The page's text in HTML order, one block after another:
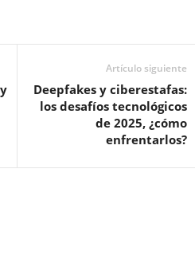
Artículo siguiente
Deepfakes y ciberestafas:
los desafíos tecnológicos
de 2025, ¿cómo
enfrentarlos?